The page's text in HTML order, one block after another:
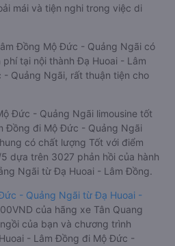
mái và tiện nghi trong việc di
Đồng Mộ Đức - Quảng Ngãi có
tại nội thành Đạ Huoai - Lâm
Quảng Ngãi, rất thuận tiện cho
Đức - Quảng Ngãi limousine tốt
Đồng đi Mộ Đức - Quảng Ngãi
có chất lượng Tốt với điểm
dựa trên 3027 phản hồi của hành
Ngãi từ Đạ Huoai - Lâm Đồng.
- Quảng Ngãi từ Đạ Huoai -
của hãng xe Tân Quang
của bạn và chương trình
- Lâm Đồng đi Mộ Đức -